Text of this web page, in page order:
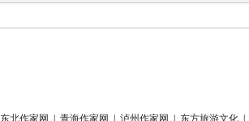
东北作家网 | 青海作家网 | 泸州作家网 | 东方旅游文化 |